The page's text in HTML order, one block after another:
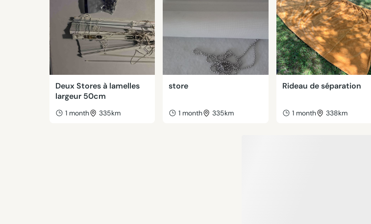
Deux Stores à lamelles
largeur 50cm
1 month 335km
store
1 month 335km
Rideau de séparation
1 month 338km